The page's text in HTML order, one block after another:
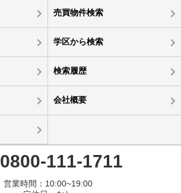
売買物件検索
学区から検索
検索履歴
会社概要
0800-111-1711
営業時間：10:00~19:00